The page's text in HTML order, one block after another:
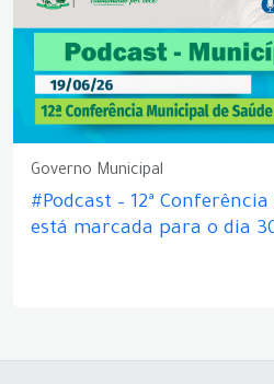
Governo Municipal
#Podcast – 12ª
está marcada para o dia